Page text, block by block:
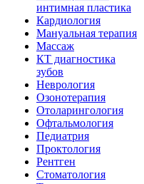
интимная пластика
Кардиология
Мануальная терапия
Массаж
КТ диагностика
зубов
Неврология
Озонотерапия
Отоларингология
Офтальмология
Педиатрия
Проктология
Рентген
Стоматология